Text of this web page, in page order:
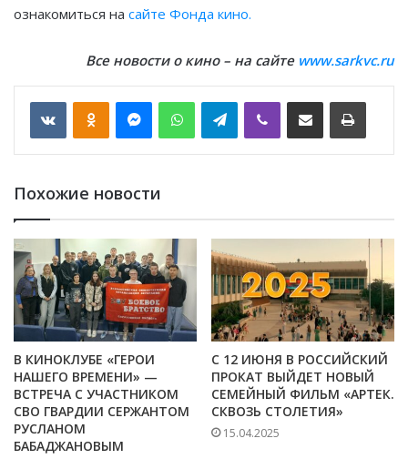
ознакомиться на сайте Фонда кино.
Все новости о кино – на сайте www.sarkvc.ru
VKontakte WhatsApp Telegram
Похожие новости
В КИНОКЛУБЕ «ГЕРОИ
НАШЕГО ВРЕМЕНИ» —
ВСТРЕЧА С УЧАСТНИКОМ
СВО ГВАРДИИ СЕРЖАНТОМ
РУСЛАНОМ
БАБАДЖАНОВЫМ
С 12 ИЮНЯ В РОССИЙСКИЙ
ПРОКАТ ВЫЙДЕТ НОВЫЙ
СЕМЕЙНЫЙ ФИЛЬМ «АРТЕК.
СКВОЗЬ СТОЛЕТИЯ»
15.04.2025